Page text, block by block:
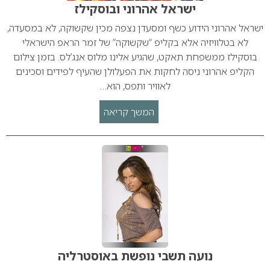
ישראל אהרוני ובוסקילז
ישראל אהרוני הידוע כשף ומסעדן נצפה מכין שקשוקה, לא במסעדה,
לא בטלוויזיה אלא בקליפ “שקשוקה” של זמר הראפ הישראלי
בוסקילז ממשפחת תאקט, שהגיע אלינו מלוס אנג’לס. בזמן צילום
הקליפ אהרוני ניסה לחקות את הפעלולן שהעיף לפידים וסכינים
לאוויר ותפס, הוא…
המשך קריאה
נועה תשבי נופשת באוסטרליה